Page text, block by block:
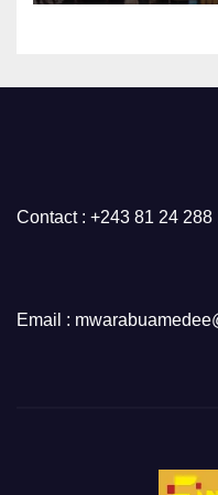
Tribune
Contact : +243 81 24 288
Email :